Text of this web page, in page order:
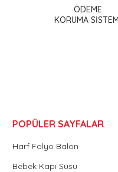
ÖDEME
KORUMA
POPÜLER SAYFALAR
Harf Folyo Balon
Bebek Kapı Süsü